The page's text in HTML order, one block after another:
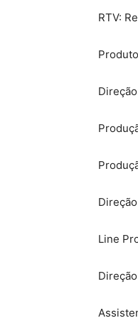
RTV:
Line